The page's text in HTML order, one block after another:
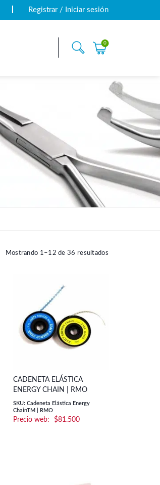
Registrar / Iniciar sesión
0
Mostrando 1–12 de 36 resultados
CADENETA ELÁSTICA
ENERGY CHAIN | RMO
SKU: Cadeneta Elástica Energy
ChainTM | RMO
$81.500